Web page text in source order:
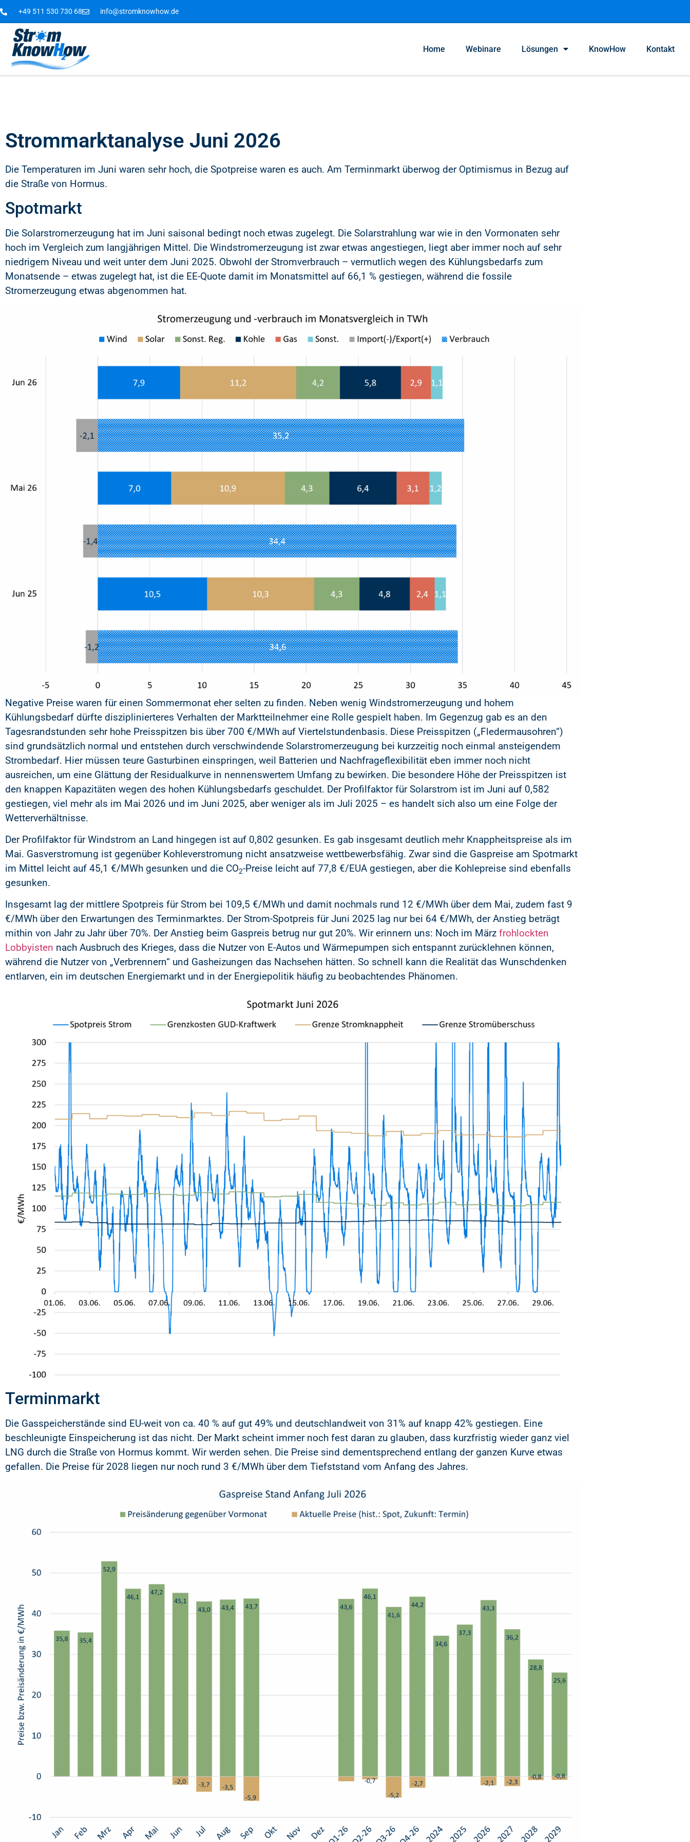
+49 511 530 730 68 info@stromknowhow.de
Home Webinare Lösungen KnowHow Kontakt
Strommarktanalyse Juni 2026
Die Temperaturen im Juni waren sehr hoch, die Spotpreise waren es auch. Am Terminmarkt überwog der Optimismus in Bezug auf
die Straße von Hormus.
Spotmarkt
Die Solarstromerzeugung hat im Juni saisonal bedingt noch etwas zugelegt. Die Solarstrahlung war wie in den Vormonaten sehr
hoch im Vergleich zum langjährigen Mittel. Die Windstromerzeugung ist zwar etwas angestiegen, liegt aber immer noch auf sehr
niedrigem Niveau und weit unter dem Juni 2025. Obwohl der Stromverbrauch – vermutlich wegen des Kühlungsbedarfs zum
Monatsende – etwas zugelegt hat, ist die EE-Quote damit im Monatsmittel auf 66,1 % gestiegen, während die fossile
Stromerzeugung etwas abgenommen hat.
Negative Preise waren für einen Sommermonat eher selten zu finden. Neben wenig Windstromerzeugung und hohem
Kühlungsbedarf dürfte disziplinierteres Verhalten der Marktteilnehmer eine Rolle gespielt haben. Im Gegenzug gab es an den
Tagesrandstunden sehr hohe Preisspitzen bis über 700 €/MWh auf Viertelstundenbasis. Diese Preisspitzen („Fledermausohren“)
sind grundsätzlich normal und entstehen durch verschwindende Solarstromerzeugung bei kurzzeitig noch einmal ansteigendem
Strombedarf. Hier müssen teure Gasturbinen einspringen, weil Batterien und Nachfrageflexibilität eben immer noch nicht
ausreichen, um eine Glättung der Residualkurve in nennenswertem Umfang zu bewirken. Die besondere Höhe der Preisspitzen ist
den knappen Kapazitäten wegen des hohen Kühlungsbedarfs geschuldet. Der Profilfaktor für Solarstrom ist im Juni auf 0,582
gestiegen, viel mehr als im Mai 2026 und im Juni 2025, aber weniger als im Juli 2025 – es handelt sich also um eine Folge der
Wetterverhältnisse.
Der Profilfaktor für Windstrom an Land hingegen ist auf 0,802 gesunken. Es gab insgesamt deutlich mehr Knappheitspreise als im
Mai. Gasverstromung ist gegenüber Kohleverstromung nicht ansatzweise wettbewerbsfähig. Zwar sind die Gaspreise am Spotmarkt
im Mittel leicht auf 45,1 €/MWh gesunken und die CO2-Preise leicht auf 77,8 €/EUA gestiegen, aber die Kohlepreise sind ebenfalls
gesunken.
Insgesamt lag der mittlere Spotpreis für Strom bei 109,5 €/MWh und damit nochmals rund 12 €/MWh über dem Mai, zudem fast 9
€/MWh über den Erwartungen des Terminmarktes. Der Strom-Spotpreis für Juni 2025 lag nur bei 64 €/MWh, der Anstieg beträgt
mithin von Jahr zu Jahr über 70%. Der Anstieg beim Gaspreis betrug nur gut 20%. Wir erinnern uns: Noch im März frohlockten
Lobbyisten nach Ausbruch des Krieges, dass die Nutzer von E-Autos und Wärmepumpen sich entspannt zurücklehnen können,
während die Nutzer von „Verbrennern“ und Gasheizungen das Nachsehen hätten. So schnell kann die Realität das Wunschdenken
entlarven, ein im deutschen Energiemarkt und in der Energiepolitik häufig zu beobachtendes Phänomen.
Terminmarkt
Die Gasspeicherstände sind EU-weit von ca. 40 % auf gut 49% und deutschlandweit von 31% auf knapp 42% gestiegen. Eine
beschleunigte Einspeicherung ist das nicht. Der Markt scheint immer noch fest daran zu glauben, dass kurzfristig wieder ganz viel
LNG durch die Straße von Hormus kommt. Wir werden sehen. Die Preise sind dementsprechend entlang der ganzen Kurve etwas
gefallen. Die Preise für 2028 liegen nur noch rund 3 €/MWh über dem Tiefststand vom Anfang des Jahres.